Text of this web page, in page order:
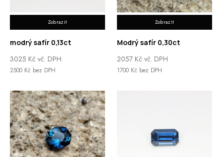
Zobrazit
modrý safír 0,13ct
3025 Kč vč. DPH
2500 Kč bez DPH
Zobrazit
Modrý safír 0,30ct
2057 Kč vč. DPH
1700 Kč bez DPH